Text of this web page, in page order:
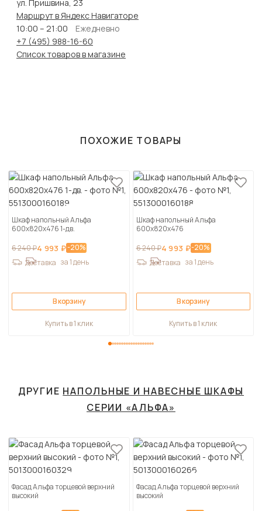
ул. Пришвина, 23
Маршрут в Яндекс Навигаторе
10:00 – 21:00
Ежедневно
+7 (495) 988-16-60
Список товаров в магазине
ПОХОЖИЕ ТОВАРЫ
Шкаф напольный Альфа
600х820х476 1-дв.
6 240 ₽4 993 ₽-20%
Доставка за 1 день
В корзину
Купить в 1 клик
Шкаф напольный Альфа
600х820х476
6 240 ₽4 993 ₽-20%
Доставка за 1 день
В корзину
Купить в 1 клик
ДРУГИЕ НАПОЛЬНЫЕ И НАВЕСНЫЕ ШКАФЫ
СЕРИИ «АЛЬФА»
Фасад Альфа торцевой верхний
высокий
Фасад Альфа торцевой верхний
высокий